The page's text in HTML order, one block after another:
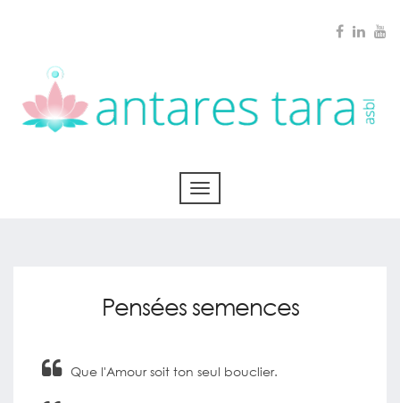
Pensées semences
Que l'Amour soit ton seul bouclier.